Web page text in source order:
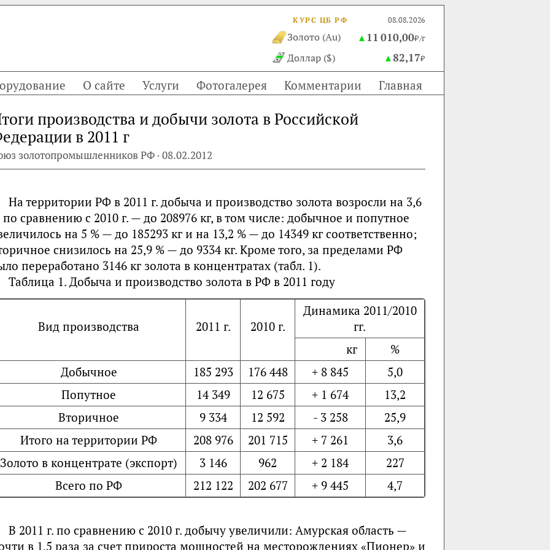
КУРС ЦБ РФ 08.08.2026
Золото (Au) ▲ 11 010,00₽/г
Доллар ($) ▲82,17₽
О сайте Услуги Фотогалерея Комментарии Главная
производства и добычи золота в Российской
в 2011 г
золотопромышленников РФ · 08.02.2012
На территории РФ в 2011 г. добыча и производство золота возросли на 3,6
по сравнению с 2010 г. — до 208976 кг, в том числе: добычное и попутное
на 5 % — до 185293 кг и на 13,2 % — до 14349 кг соответственно;
снизилось на 25,9 % — до 9334 кг. Кроме того, за пределами РФ
переработано 3146 кг золота в концентратах (табл. 1).
Таблица 1. Добыча и производство золота в РФ в 2011 году
Вид производства 2011 г. 2010 г.
Динамика 2011/2010
гг.
кг
%
Добычное
185 293 176 448 + 8 845
5,0
Попутное
14 349 12 675 + 1 674
13,2
Вторичное
9 334 12 592 - 3 258
25,9
Итого на территории РФ
208 976 201 715 + 7 261
3,6
Золото в концентрате (экспорт)
3 146 962 + 2 184
227
Всего по РФ
212 122 202 677 + 9 445 4,7
В 2011 г. по сравнению с 2010 г. добычу увеличили: Амурская область —
в 1,5 раза за счет прироста мощностей на месторождениях «Пионер» и